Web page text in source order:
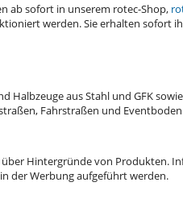
ab sofort in unserem rotec-Shop,
werden. Sie erhalten sofort
Halbzeuge aus Stahl und GFK
Fahrstraßen und
über Hintergründe von Produkten.
der Werbung aufgeführt werden.